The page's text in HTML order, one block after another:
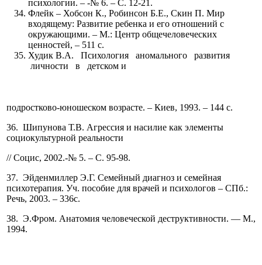
психологии. – -№ 6. – С. 12-21.
Флейк – Хобсон К., Робинсон Б.Е., Скин П. Мир
входящему: Развитие ребенка и его отношений с
окружающими. – М.: Центр общечеловеческих
ценностей, – 511 с.
Худик В.А. Психология аномального развития
личности в детском и
подростково-юношеском возрасте. – Киев, 1993. – 144 с.
36. Шипунова Т.В. Агрессия и насилие как элементы
социокультурной реальности
// Социс, 2002.-№ 5. – С. 95-98.
37. Эйденмиллер Э.Г. Семейный диагноз и семейная
психотерапия. Уч. пособие для врачей и психологов – СПб.:
Речь, 2003. – 336с.
38. Э.Фром. Анатомия человеческой деструктивности. — М.,
1994.